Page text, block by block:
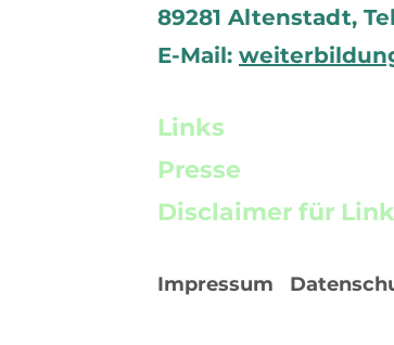
89281 Altenstadt,
E-Mail:
Links
Presse
Disclaimer für
Impressum